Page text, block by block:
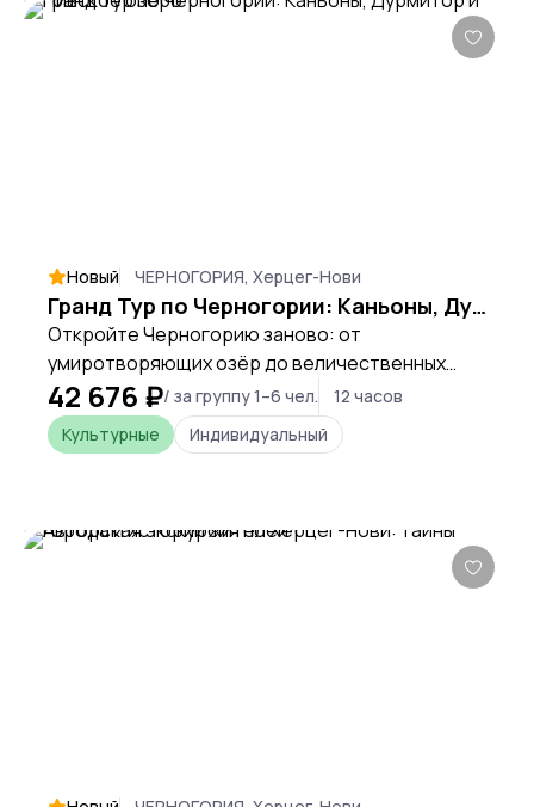
Новый ЧЕРНОГОРИЯ, Херцег-Нови
Гранд Тур по Черногории: Каньоны, Дурмитор и Пивское озеро
Откройте Черногорию заново: от
умиротворяющих озёр до величественных
каньонов и гор. Это путешествие — глубокое
погружение в контрасты и душу северной
части страны, где каждый поворот открывает
42 676 ₽/ за группу 1–6 чел.
12 часов
Культурные
Индивидуальный